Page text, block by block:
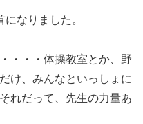
なりました。
・・・体操教室とか、野
け、みんなといっしょに
れだって、先生の力量あ